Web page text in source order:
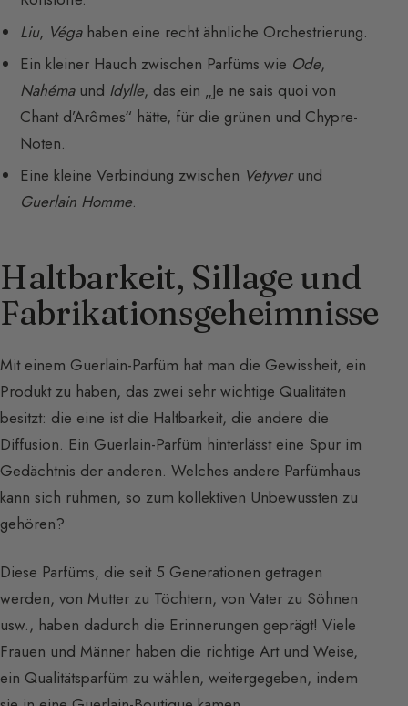
Liu, Végahaben eine recht ähnliche Orchestrierung.
Ein kleiner Hauch zwischen Parfüms wie Ode,
Nahémaund Idylle, das ein „Je ne sais quoi von
Chant d’Arômes“ hätte, für die grünen und Chypre-
Noten.
Eine kleine Verbindung zwischen Vetyverund
Guerlain Homme.
Haltbarkeit, Sillage und
Fabrikationsgeheimnisse
Mit einem Guerlain-Parfüm hat man die Gewissheit, ein
Produkt zu haben, das zwei sehr wichtige Qualitäten
besitzt: die eine ist die Haltbarkeit, die andere die
Diffusion. Ein Guerlain-Parfüm hinterlässt eine Spur im
Gedächtnis der anderen. Welches andere Parfümhaus
kann sich rühmen, so zum kollektiven Unbewussten zu
gehören?
Diese Parfüms, die seit 5 Generationen getragen
werden, von Mutter zu Töchtern, von Vater zu Söhnen
usw., haben dadurch die Erinnerungen geprägt! Viele
Frauen und Männer haben die richtige Art und Weise,
ein Qualitätsparfüm zu wählen, weitergegeben, indem